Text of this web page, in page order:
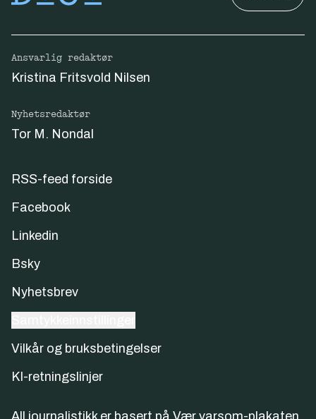
Ansvarlig redaktør
Kristina Fritsvold Nilsen
Nyhetsredaktør
Tor M. Nondal
RSS-feed forside
Facebook
Linkedin
Bsky
Nyhetsbrev
Vilkår og bruksbetingelser
KI-retningslinjer
All journalistikk er basert på Vær varsom-plakaten